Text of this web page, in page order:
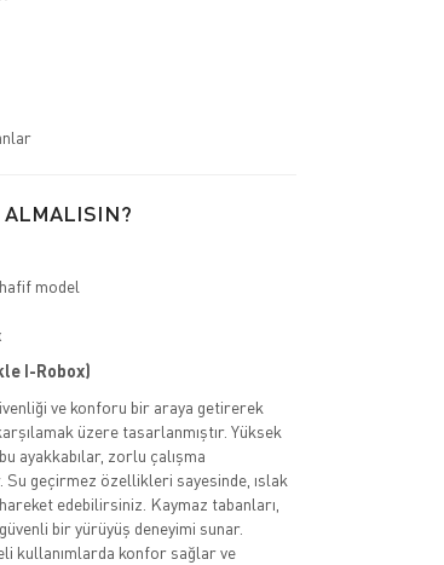
ALMALISIN?
model
I-Robox)
ve konforu bir araya getirerek
üzere tasarlanmıştır. Yüksek
ayakkabılar, zorlu çalışma
Su geçirmez özellikleri sayesinde, ıslak
edebilirsiniz. Kaymaz tabanları,
bir yürüyüş deneyimi sunar.
kullanımlarda konfor sağlar ve